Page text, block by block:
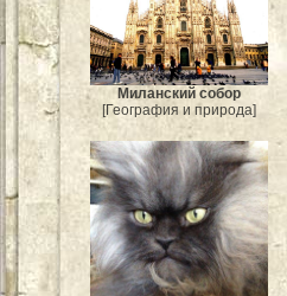
Миланский собор
[География и природа]